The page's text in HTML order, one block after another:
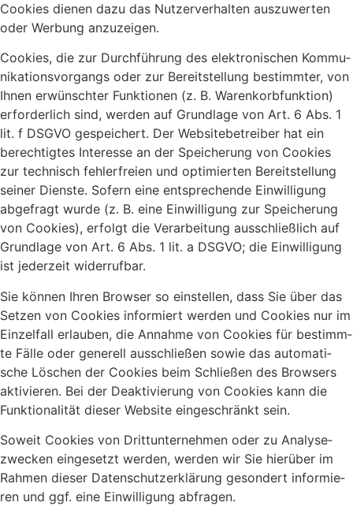
Coo­kies die­nen dazu das Nut­zer­ver­hal­ten aus­zu­wer­ten
oder Wer­bung anzu­zei­gen.
Coo­kies, die zur Durch­füh­rung des elek­tro­ni­schen Kom­mu­
ni­ka­ti­ons­vor­gangs oder zur Bereit­stel­lung bestimm­ter, von
Ihnen erwünsch­ter Funk­tio­nen (z. B. Waren­korb­funk­ti­on)
erfor­der­lich sind, wer­den auf Grund­la­ge von Art. 6 Abs. 1
lit. f DSGVO gespei­chert. Der Web­site­be­trei­ber hat ein
berech­tig­tes Inter­es­se an der Spei­che­rung von Coo­kies
zur tech­nisch feh­ler­frei­en und opti­mier­ten Bereit­stel­lung
sei­ner Diens­te. Sofern eine ent­spre­chen­de Ein­wil­li­gung
abge­fragt wur­de (z. B. eine Ein­wil­li­gung zur Spei­che­rung
von Coo­kies), erfolgt die Ver­ar­bei­tung aus­schließ­lich auf
Grund­la­ge von Art. 6 Abs. 1 lit. a DSGVO; die Ein­wil­li­gung
ist jeder­zeit wider­ruf­bar.
Sie kön­nen Ihren Brow­ser so ein­stel­len, dass Sie über das
Set­zen von Coo­kies infor­miert wer­den und Coo­kies nur im
Ein­zel­fall erlau­ben, die Annah­me von Coo­kies für bestimm­
te Fäl­le oder gene­rell aus­schlie­ßen sowie das auto­ma­ti­
sche Löschen der Coo­kies beim Schlie­ßen des Brow­sers
akti­vie­ren. Bei der Deak­ti­vie­rung von Coo­kies kann die
Funk­tio­na­li­tät die­ser Web­site ein­ge­schränkt sein.
Soweit Coo­kies von Dritt­un­ter­neh­men oder zu Ana­ly­se­
zwe­cken ein­ge­setzt wer­den, wer­den wir Sie hier­über im
Rah­men die­ser Daten­schutz­er­klä­rung geson­dert infor­mie­
ren und ggf. eine Ein­wil­li­gung abfra­gen.